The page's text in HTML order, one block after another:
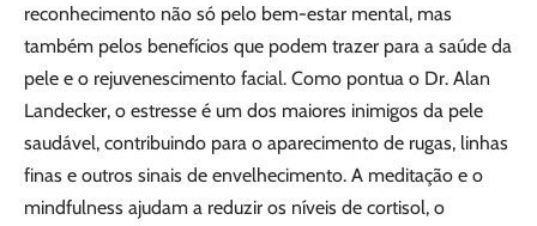
reconhecimento não só pelo bem-estar mental, mas
também pelos benefícios que podem trazer para a saúde da
pele e o rejuvenescimento facial. Como pontua o Dr. Alan
Landecker, o estresse é um dos maiores inimigos da pele
saudável, contribuindo para o aparecimento de rugas, linhas
finas e outros sinais de envelhecimento. A meditação e o
mindfulness ajudam a reduzir os níveis de cortisol, o